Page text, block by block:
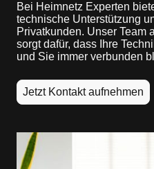
Bei Heimnetz Experten
technische Unterstützung
Privatkunden. Unser Team
sorgt dafür, dass Ihre
und Sie immer verbunden
Jetzt Kontakt aufnehmen